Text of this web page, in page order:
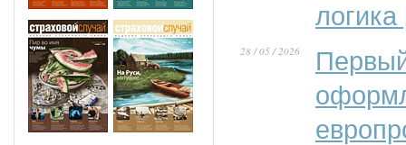
28 / 05 / 2026